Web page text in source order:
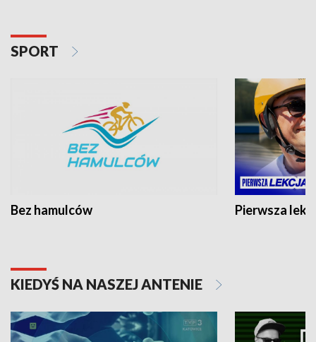
SPORT
Bez hamulców Pierwsza
KIEDYŚ NA NASZEJ ANTENIE